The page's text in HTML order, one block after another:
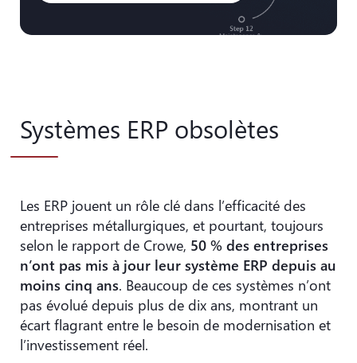
Systèmes ERP obsolètes
Les ERP jouent un rôle clé dans l’efficacité des
entreprises métallurgiques, et pourtant, toujours
selon le rapport de Crowe, 50 % des entreprises
n’ont pas mis à jour leur système ERP depuis au
moins cinq ans. Beaucoup de ces systèmes n’ont
pas évolué depuis plus de dix ans, montrant un
écart flagrant entre le besoin de modernisation et
l’investissement réel.